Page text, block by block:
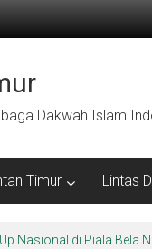
Dakwah Islam
Timur Lintas
Nasional di Piala